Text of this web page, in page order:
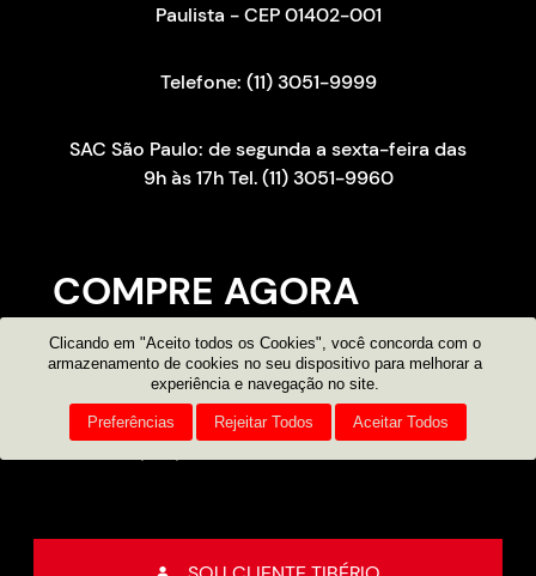
COMPRE AGORA
Consultor on-line
Atendimento por e-mail
Paulista - CEP 01402-001
Telefone: (11) 3051-9999
SAC São Paulo: de segunda a sexta-feira das
9h às 17h Tel. (11) 3051-9960
Clicando em "Aceito todos os Cookies", você concorda com o
armazenamento de cookies no seu dispositivo para melhorar a
experiência e navegação no site.
Preferências Rejeitar Todos Aceitar Todos